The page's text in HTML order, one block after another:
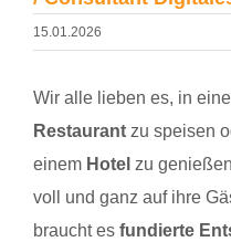
15.01.2026
Wir alle lieben es, in
Restaurantzu speisen
einem Hotel zu
voll und ganz auf ihre
braucht es fundierte